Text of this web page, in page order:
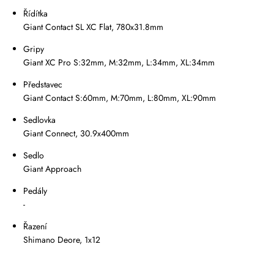
Řídítka
Giant Contact SL XC Flat, 780x31.8mm
Gripy
Giant XC Pro S:32mm, M:32mm, L:34mm, XL:34mm
Představec
Giant Contact S:60mm, M:70mm, L:80mm, XL:90mm
Sedlovka
Giant Connect, 30.9x400mm
Sedlo
Giant Approach
Pedály
-
Řazení
Shimano Deore, 1x12